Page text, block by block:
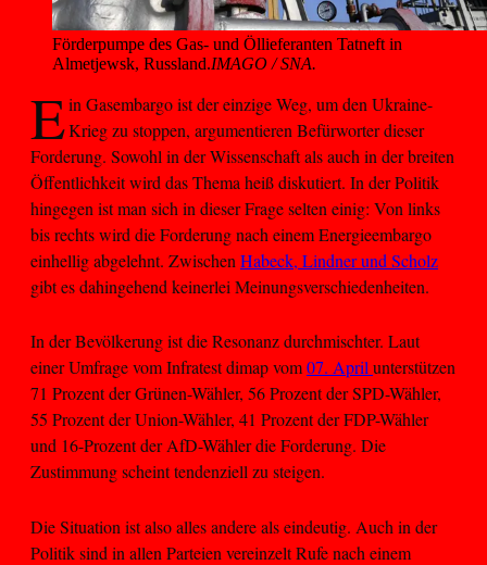
Förderpumpe des Gas- und Öllieferanten Tatneft in
Almetjewsk, Russland.IMAGO / SNA.
Ein Gasembargo ist der einzige Weg, um den Ukraine-
Krieg zu stoppen, argumentieren Befürworter dieser
Forderung. Sowohl in der Wissenschaft als auch in der breiten
Öffentlichkeit wird das Thema heiß diskutiert. In der Politik
hingegen ist man sich in dieser Frage selten einig: Von links
bis rechts wird die Forderung nach einem Energieembargo
einhellig abgelehnt. Zwischen Habeck, Lindner und Scholz
gibt es dahingehend keinerlei Meinungsverschiedenheiten.
In der Bevölkerung ist die Resonanz durchmischter. Laut
einer Umfrage vom Infratest dimap vom07. April unterstützen
71 Prozent der Grünen-Wähler, 56 Prozent der SPD-Wähler,
55 Prozent der Union-Wähler, 41 Prozent der FDP-Wähler
und 16-Prozent der AfD-Wähler die Forderung. Die
Zustimmung scheint tendenziell zu steigen.
Die Situation ist also alles andere als eindeutig. Auch in der
Politik sind in allen Parteien vereinzelt Rufe nach einem